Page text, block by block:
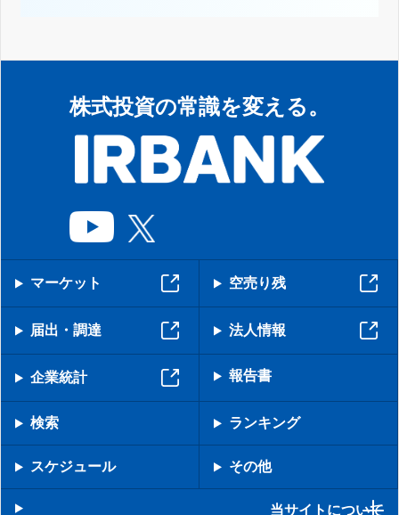
株式投資の常識を変える。
マーケット 空売り残
届出・調達 法人情報
企業統計 報告書
検索 ランキング
スケジュール その他
当サイトについて